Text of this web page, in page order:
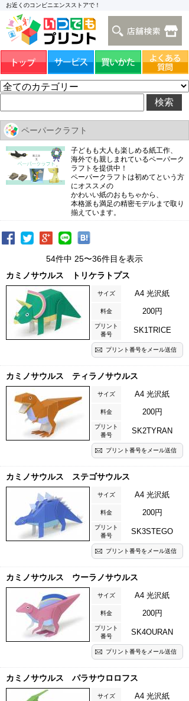
お近くのコンビニエンスストアで！
ペーパークラフト
子どもも大人も楽しめる紙工作、
海外でも親しまれているペーパーク
ラフトを提供中！
ペーパークラフトは初めてという方
にオススメの
かわいい紙のおもちゃから、
本格派も満足の精密モデルまで取り
揃えています。
54件中 25〜36件目を表示
カミノサウルス トリケラトプス
サイズ A4 光沢紙
料金 200円
プリント
番号
SK1TRICE
プリント番号をメール送信
カミノサウルス ティラノサウルス
サイズ A4 光沢紙
料金 200円
プリント
番号
SK2TYRAN
プリント番号をメール送信
カミノサウルス ステゴサウルス
サイズ A4 光沢紙
料金 200円
プリント
番号
SK3STEGO
プリント番号をメール送信
カミノサウルス ウーラノサウルス
サイズ A4 光沢紙
料金 200円
プリント
番号
SK4OURAN
プリント番号をメール送信
カミノサウルス パラサウロロフス
サイズ A4 光沢紙